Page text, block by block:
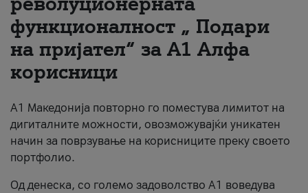
За нас
#ПодобарОнлајн
функционалност „ Подари
на пријател“ за А1 Алфа
корисници
А1 Македонија повторно го поместува лимитот на
дигиталните можности, овозможувајќи уникатен
начин за поврзување на корисниците преку своето
портфолио.
Од денеска, со големо задоволство А1 воведува